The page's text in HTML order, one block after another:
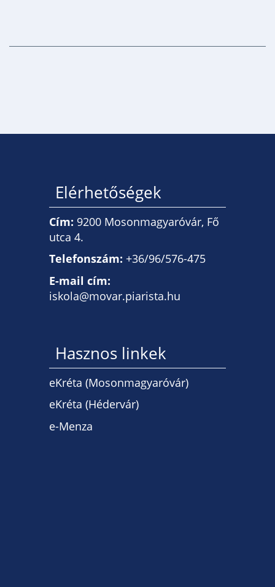
Elérhetőségek
Cím: 9200 Mosonmagyaróvár, Fő
utca 4.
Telefonszám: +36/96/576-475
E-mail cím:
iskola@movar.piarista.hu
Hasznos linkek
eKréta (Mosonmagyaróvár)
eKréta (Hédervár)
e-Menza